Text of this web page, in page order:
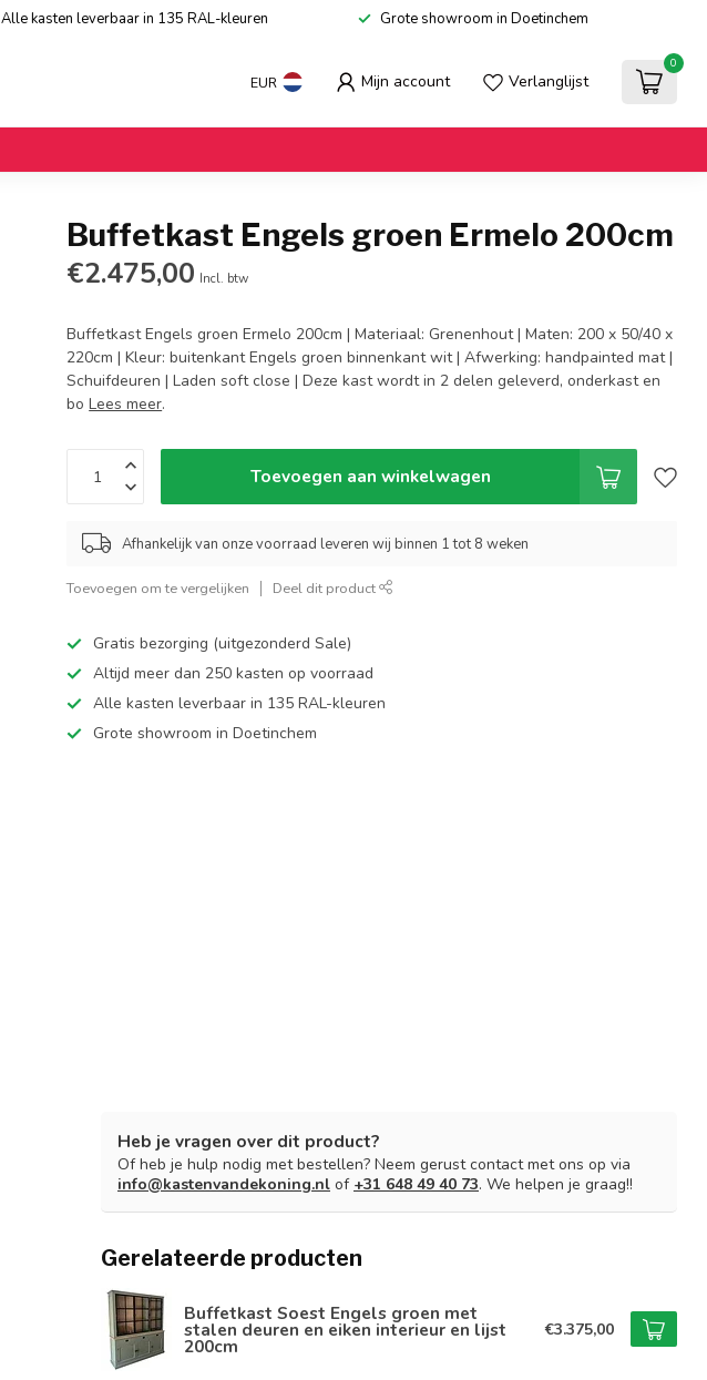
Alle kasten leverbaar in 135 RAL-kleuren Grote showroom in Doetinchem
EUR Mijn account Verlanglijst
0
Buffetkast Engels groen Ermelo 200cm
€2.475,00 Incl. btw
Buffetkast Engels groen Ermelo 200cm | Materiaal: Grenenhout | Maten: 200 x 50/40 x
220cm | Kleur: buitenkant Engels groen binnenkant wit | Afwerking: handpainted mat |
Schuifdeuren | Laden soft close | Deze kast wordt in 2 delen geleverd, onderkast en
boLees meer.
Toevoegen aan winkelwagen
Afhankelijk van onze voorraad leveren wij binnen 1 tot 8 weken
Toevoegen om te vergelijken Deel dit product
Gratis bezorging (uitgezonderd Sale)
Altijd meer dan 250 kasten op voorraad
Alle kasten leverbaar in 135 RAL-kleuren
Grote showroom in Doetinchem
Heb je vragen over dit product?
Of heb je hulp nodig met bestellen? Neem gerust contact met ons op via
info@kastenvandekoning.nl of +31 648 49 40 73. We helpen je graag!!
Gerelateerde producten
Buffetkast Soest Engels groen met
stalen deuren en eiken interieur en lijst
200cm
€3.375,00